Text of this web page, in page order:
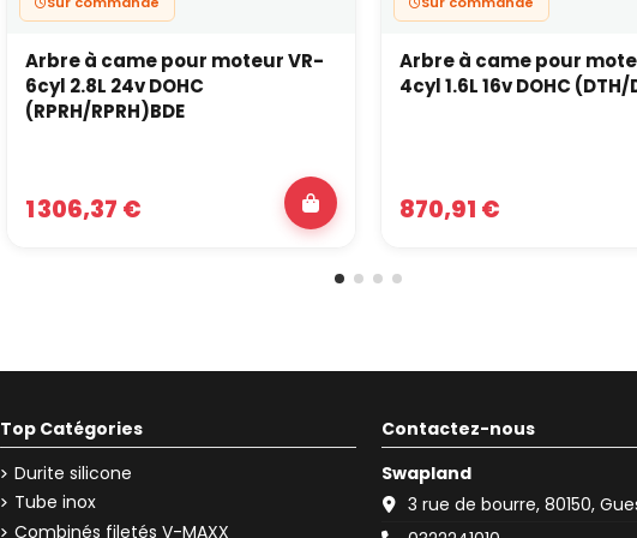
Arbre à came pour moteur VR-
6cyl 2.8L 24v DOHC
(RPRH/RPRH)BDE
1 306,37 €
Arbre à came pour
4cyl 1.6L 16v DOHC (DTH/
870,91 €
Top Catégories
Durite silicone
Tube inox
Combinés filetés V-MAXX
Contactez-nous
Swapland
3 rue de bourre, 80150,